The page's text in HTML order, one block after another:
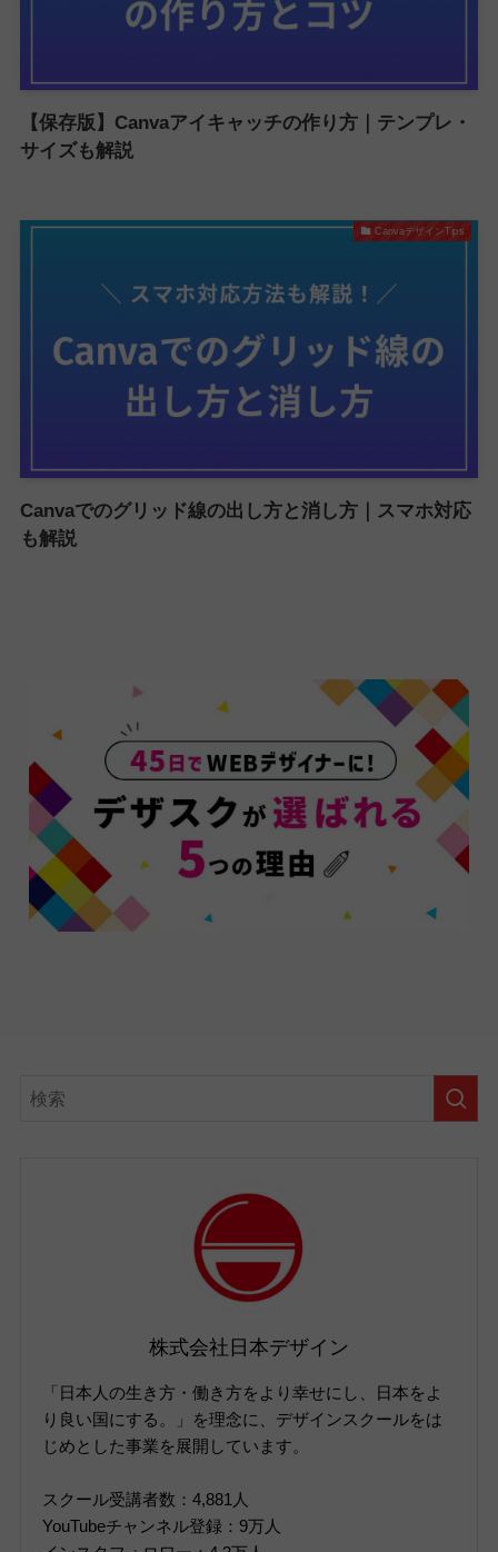
【保存版】Canvaアイキャッチの作り方｜テンプレ・
サイズも解説
CanvaデザインTips
Canvaでのグリッド線の出し方と消し方｜スマホ対応
も解説
株式会社日本デザイン
「日本人の生き方・働き方をより幸せにし、日本をよ
り良い国にする。」を理念に、デザインスクールをは
じめとした事業を展開しています。
スクール受講者数：4,881人
YouTubeチャンネル登録：9万人